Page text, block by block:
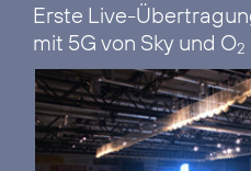
Erste Live-
mit 5G von Sky und O2